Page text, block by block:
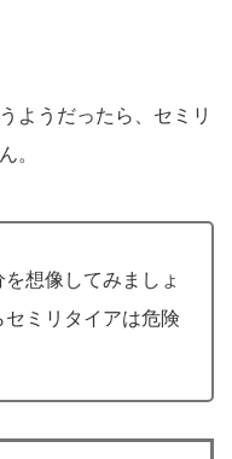
ようだったら、セミリ
。
想像してみましょ
ミリタイアは危険